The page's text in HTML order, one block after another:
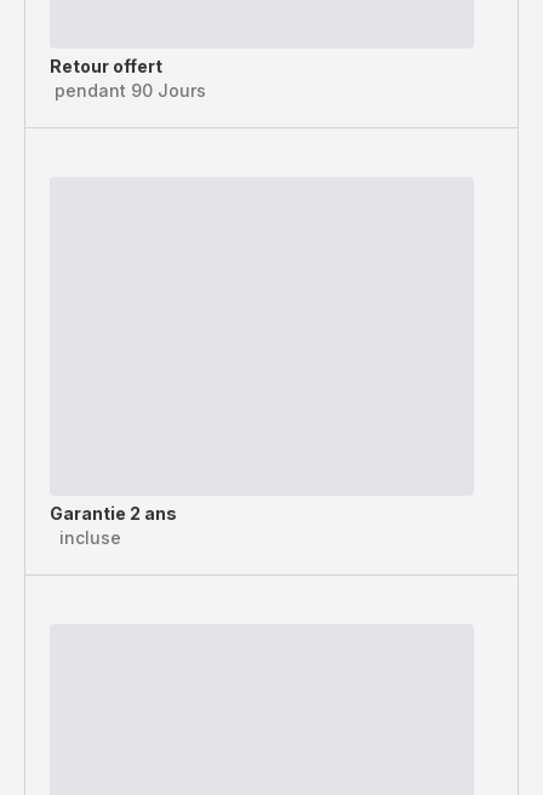
Retour offert
pendant 90 Jours
Garantie 2 ans
incluse